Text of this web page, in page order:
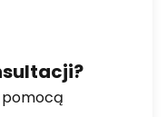
pomocą